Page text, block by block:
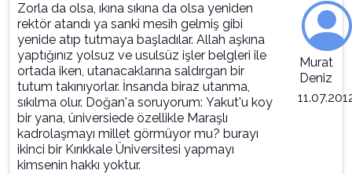
Zorla da olsa, ıkına sıkına da olsa yeniden
rektör atandı ya sanki mesih gelmiş gibi
yenide atıp tutmaya başladılar. Allah aşkına
yaptığınız yolsuz ve usulsüz işler belgleri ile
ortada iken, utanacaklarına saldırgan bir
tutum takınıyorlar. İnsanda biraz utanma,
sıkılma olur. Doğan'a soruyorum: Yakut'u koy
bir yana, üniversiede özellikle Maraşlı
kadrolaşmayı millet görmüyor mu? burayı
ikinci bir Kırıkkale Üniversitesi yapmayı
kimsenin hakkı yoktur.
Murat
Deniz